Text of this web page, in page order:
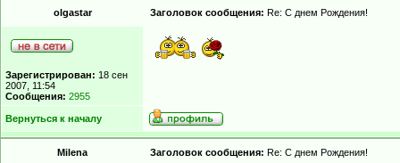
olgastar Заголовок сообщения: Re: С днем Рождения!
Зарегистрирован: 18 сен
2007, 11:54
Сообщения: 2955
Вернуться к началу
Milena Заголовок сообщения: Re: С днем Рождения!